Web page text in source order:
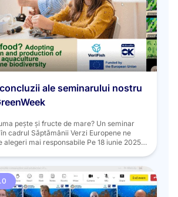
ale seminarului nostru
pește și fructe de mare? Un seminar
cadrul Săptămânii Verzi Europene ne
mai responsabile Pe 18 iunie 2025,
de UE, au organizat împreună un